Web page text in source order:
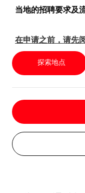
当地的招聘要求及
在申请之前，请先
探索地点